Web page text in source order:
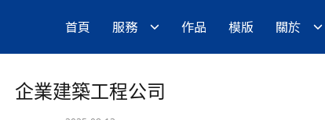
首頁 服務 作品 模版 關於
企業建築工程公司